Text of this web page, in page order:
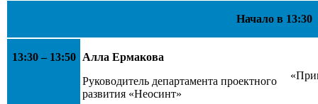
Начало в 13:30
13:30 – 13:50
Алла Ермакова
Руководитель департамента проектного
развития «Неосинт»